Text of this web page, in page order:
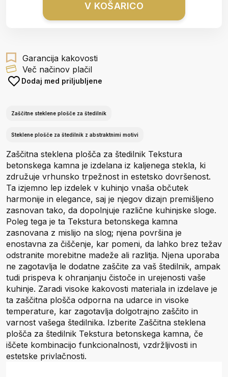
V KOŠARICO
Garancija kakovosti
Več načinov plačil
Dodaj med priljubljene
Zaščitne steklene plošče za štedilnik
Steklene plošče za štedilnik z abstraktnimi motivi
Zaščitna steklena plošča za štedilnik Tekstura
betonskega kamna je izdelana iz kaljenega stekla, ki
združuje vrhunsko trpežnost in estetsko dovršenost.
Ta izjemno lep izdelek v kuhinjo vnaša občutek
harmonije in elegance, saj je njegov dizajn premišljeno
zasnovan tako, da dopolnjuje različne kuhinjske sloge.
Poleg tega je ta Tekstura betonskega kamna
zasnovana z mislijo na slog; njena površina je
enostavna za čiščenje, kar pomeni, da lahko brez težav
odstranite morebitne madeže ali razlitja. Njena uporaba
ne zagotavlja le dodatne zaščite za vaš štedilnik, ampak
tudi prispeva k ohranjanju čistoče in urejenosti vaše
kuhinje. Zaradi visoke kakovosti materiala in izdelave je
ta zaščitna plošča odporna na udarce in visoke
temperature, kar zagotavlja dolgotrajno zaščito in
varnost vašega štedilnika. Izberite Zaščitna steklena
plošča za štedilnik Tekstura betonskega kamna, če
iščete kombinacijo funkcionalnosti, vzdržljivosti in
estetske privlačnosti.